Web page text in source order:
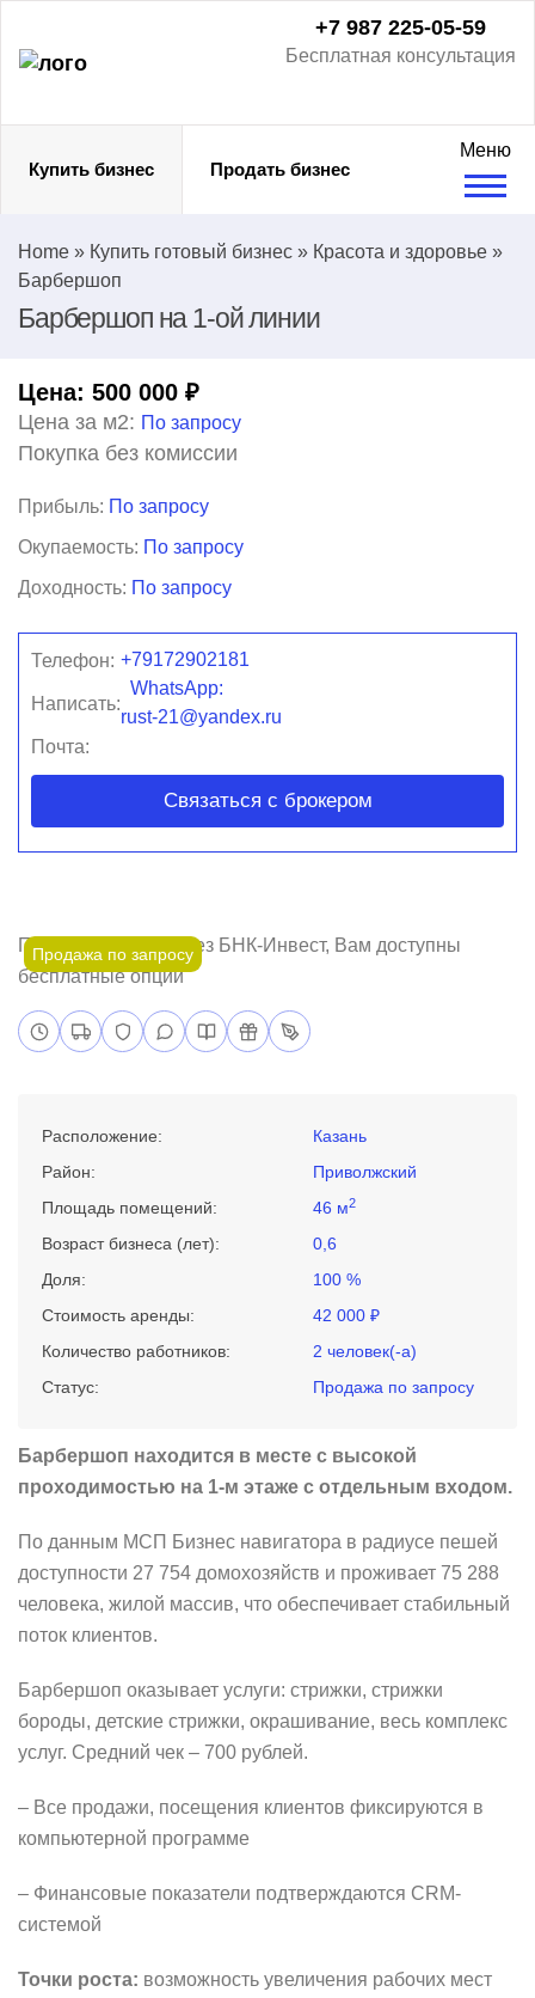
+7 987 225-05-59
Бесплатная консультация
Купить бизнес Продать бизнес
Меню
Home » Купить готовый бизнес » Красота и здоровье »
Барбершоп
Барбершоп на 1-ой линии
Продажа по запросу
Покупая бизнес через БНК-Инвест, Вам доступны
бесплатные опции
Расположение:
Казань
Район:
Приволжский
Площадь помещений:
46 м2
Возраст бизнеса (лет):
0,6
Доля:
100 %
Стоимость аренды:
42 000 ₽
Количество работников:
2 человек(-а)
Статус:
Продажа по запросу
Барбершоп находится в месте с высокой
проходимостью на 1-м этаже с отдельным входом.
По данным МСП Бизнес навигатора в радиусе пешей
доступности 27 754 домохозяйств и проживает 75 288
человека, жилой массив, что обеспечивает стабильный
поток клиентов.
Барбершоп оказывает услуги: стрижки, стрижки
бороды, детские стрижки, окрашивание, весь комплекс
услуг. Средний чек – 700 рублей.
– Все продажи, посещения клиентов фиксируются в
компьютерной программе
– Финансовые показатели подтверждаются CRM-
системой
Точки роста: возможность увеличения рабочих мест
Цена: 500 000 ₽
Цена за м2: По запросу
Покупка без комиссии
Прибыль: По запросу
Окупаемость: По запросу
Доходность: По запросу
Телефон:
Написать:
Почта:
+79172902181
WhatsApp:
rust-21@yandex.ru
Связаться с брокером